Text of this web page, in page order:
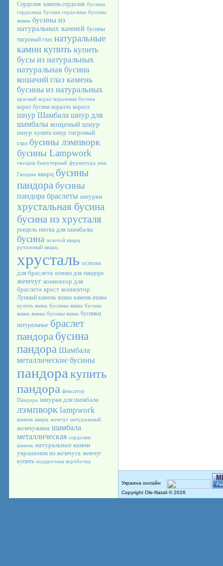
Сердолик камень сердолик бусины
сердолика бусина сердолика бусины
яшмы бусины из
натуральных камней бусины
тигровый глаз натуральные
камни купить купить
бусы из натуральных
натуральная бусина
кошачий глаз камень
бусины из натуральных
красный корал кораловая бусина
корал бусина коралла коралл
шнур Шамбала шнур для
шамбалы вощеный шнур
шнур купить шнур тигровый
глаз бусины лэмпворк
бусины Lampwork
гвоздик бижутерный фурнитура пин
Гвоздик кварц бусины
пандора бусины
пандора браслеты шнурки
хрустальная бусина
бусина из хрусталя
рондель нитка для шамбалы
бусина золотой кварц
рутиловый кварц
хрусталь основа
для браслета основа для пандора
жемчуг коннектор для
браслета крест коннектор
Лунный камень яшма камень яшма
купить яшма бусинка яшма бусина
яшма яшмы бусины яшма бусинки
натуральные браслет
пандора бусина
пандора Шамбала
металлические бусины
пандора купить
пандора фиксатор
Пандора шнурки для шамбала
лэмпворк lampwork
камень кварц жемчуг натуральный
жемчужина шамбала
металлическая сердолик
камень натуральные камни
украшения из жемчуга жемчуг
купить подарочная коробочка
Copyright Ole-Natali © 2026